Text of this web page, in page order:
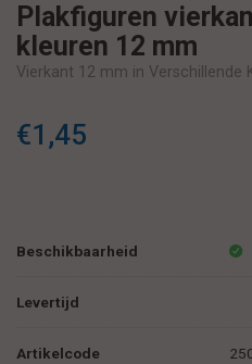
Plakfiguren
kleuren 12 mm
Vierkant 12 mm in Verschillende
€1,45
Beschikbaarheid
Levertijd
Artikelcode